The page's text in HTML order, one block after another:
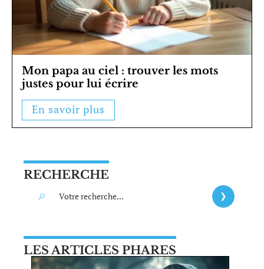
Mon papa au ciel : trouver les mots
justes pour lui écrire
En savoir plus
RECHERCHE
LES ARTICLES PHARES